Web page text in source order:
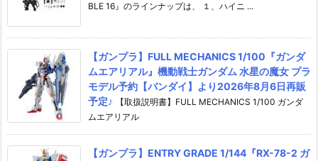
BLE 16』のラインナップは、 １、ハイニ ...
【ガンプラ】FULL MECHANICS 1/100『ガンダ
ムエアリアル』機動戦士ガンダム 水星の魔女 プラ
モデル予約【バンダイ】より2026年8月6日再販
予定♪
【取扱説明書】FULL MECHANICS 1/100 ガンダ
ムエアリアル
【ガンプラ】ENTRY GRADE 1/144『RX-78-2 ガ